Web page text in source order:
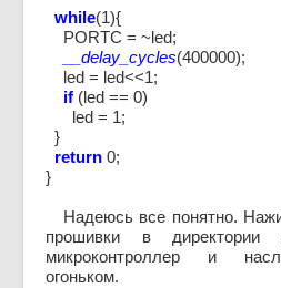
while(1){
PORTC = ~led;
__delay_cycles(400000);
led = led<<1;
if (led == 0)
led = 1;
}
return 0;
}
Надеюсь все понятно.
прошивки в директории
микроконтроллер и
огоньком.